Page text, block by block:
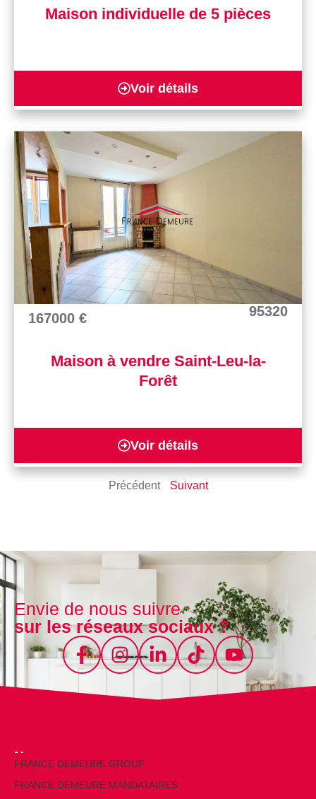
Maison individuelle de 5 pièces
Voir détails
167000 €
Maison à vendre Saint-Leu-la-
Forêt
95320
Voir détails
Précédent Suivant
Envie de nous suivre
sur les réseaux sociaux ?
Nos marques
FRANCE DEMEURE GROUP
FRANCE DEMEURE MANDATAIRES